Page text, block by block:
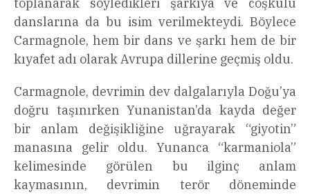
toplanarak söyledikleri şarkıya ve coşkulu
danslarına da bu isim verilmekteydi. Böylece
Carmagnole, hem bir dans ve şarkı hem de bir
kıyafet adı olarak Avrupa dillerine geçmiş oldu.
Carmagnole, devrimin dev dalgalarıyla Doğu’ya
doğru taşınırken Yunanistan’da kayda değer
bir anlam değişikliğine uğrayarak “giyotin”
manasına gelir oldu. Yunanca “karmaniola”
kelimesinde görülen bu ilginç anlam
kaymasının, devrimin terör döneminde